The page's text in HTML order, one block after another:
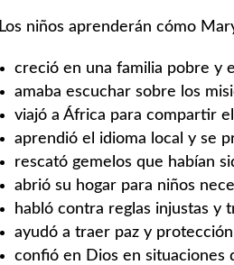
Los niños aprenderán cómo
creció en una familia pobre y
amaba escuchar sobre los
viajó a África para compartir
aprendió el idioma local y se
rescató gemelos que habían
abrió su hogar para niños
habló contra reglas injustas y
ayudó a traer paz y
confió en Dios en situaciones